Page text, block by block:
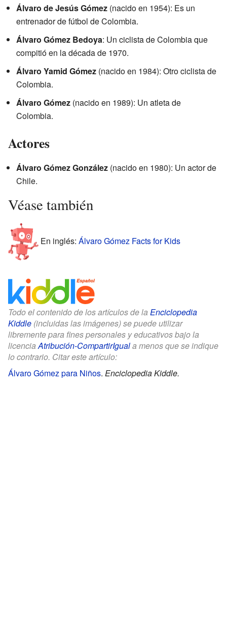
Álvaro de Jesús Gómez (nacido en 1954): Es un
entrenador de fútbol de Colombia.
Álvaro Gómez Bedoya: Un ciclista de Colombia que
compitió en la década de 1970.
Álvaro Yamid Gómez (nacido en 1984): Otro ciclista de
Colombia.
Álvaro Gómez (nacido en 1989): Un atleta de
Colombia.
Actores
Álvaro Gómez González (nacido en 1980): Un actor de
Chile.
Véase también
En inglés: Álvaro Gómez Facts for Kids
Todo el contenido de los artículos de la Enciclopedia
Kiddle (incluidas las imágenes) se puede utilizar
libremente para fines personales y educativos bajo la
licenciaAtribución-CompartirIguala menos que se indique
lo contrario. Citar este artículo:
Álvaro Gómez para Niños. Enciclopedia Kiddle.